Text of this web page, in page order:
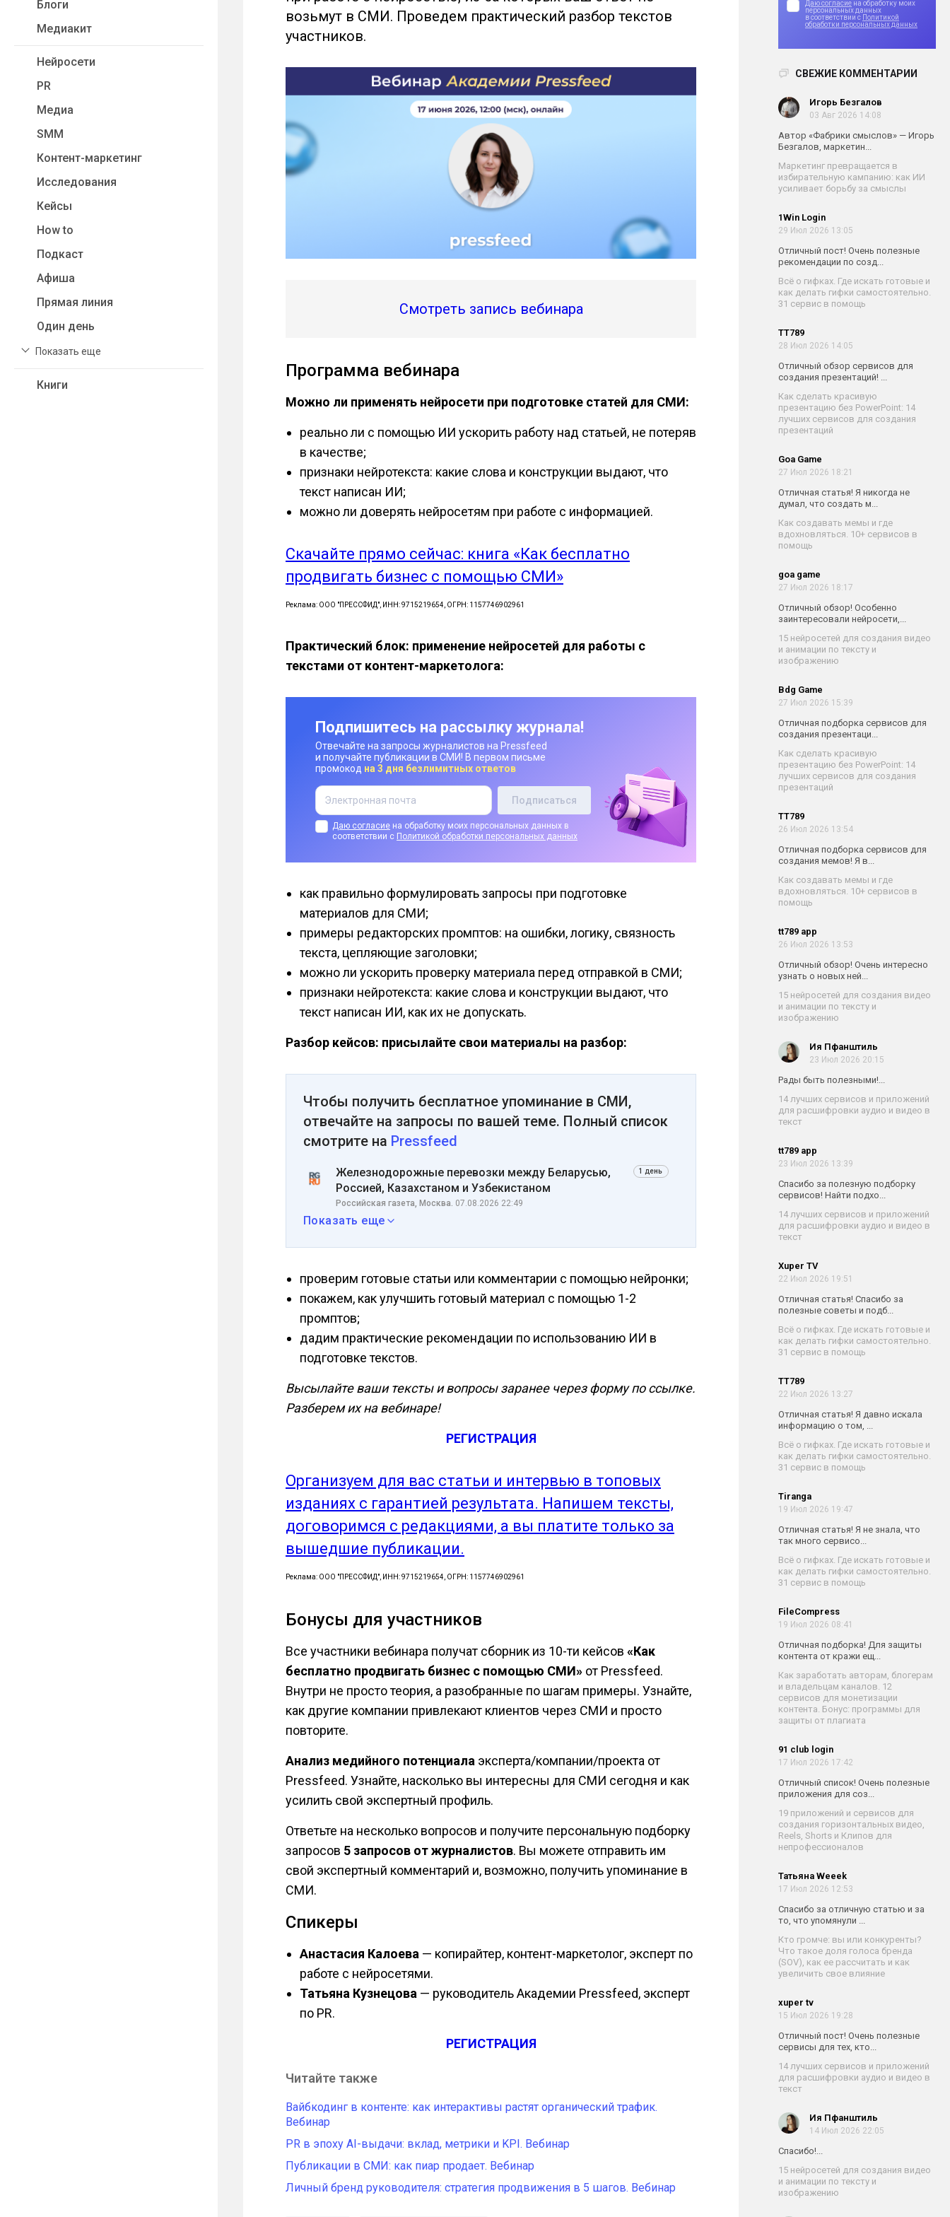
Блоги
Медиакит
Нейросети
PR
Медиа
SMM
Контент-маркетинг
Исследования
Кейсы
How to
Подкаст
Афиша
Прямая линия
Один день
Показать еще
Книги
Даю согласие на обработку моих
персональных данных
в соответствии с Политикой
обработки персональных данных
СВЕЖИЕ КОММЕНТАРИИ
Игорь Безгалов
03 Авг 2026 14:08
Автор «Фабрики смыслов» — Игорь
Безгалов, маркетин...
Маркетинг превращается в
избирательную кампанию: как ИИ
усиливает борьбу за смыслы
1Win Login
29 Июл 2026 13:05
Отличный пост! Очень полезные
рекомендации по созд...
Всё о гифках. Где искать готовые и
как делать гифки самостоятельно.
31 сервис в помощь
TT789
28 Июл 2026 14:05
Отличный обзор сервисов для
создания презентаций! ...
Как сделать красивую
презентацию без PowerPoint: 14
лучших сервисов для создания
презентаций
Goa Game
27 Июл 2026 18:21
Отличная статья! Я никогда не
думал, что создать м...
Как создавать мемы и где
вдохновляться. 10+ сервисов в
помощь
goa game
27 Июл 2026 18:17
Отличный обзор! Особенно
заинтересовали нейросети,...
15 нейросетей для создания видео
и анимации по тексту и
изображению
Bdg Game
27 Июл 2026 15:39
Отличная подборка сервисов для
создания презентаци...
Как сделать красивую
презентацию без PowerPoint: 14
лучших сервисов для создания
презентаций
TT789
26 Июл 2026 13:54
Отличная подборка сервисов для
создания мемов! Я в...
Как создавать мемы и где
вдохновляться. 10+ сервисов в
помощь
tt789 app
26 Июл 2026 13:53
Отличный обзор! Очень интересно
узнать о новых ней...
15 нейросетей для создания видео
и анимации по тексту и
изображению
Ия Пфанштиль
23 Июл 2026 20:15
Рады быть полезными!...
14 лучших сервисов и приложений
для расшифровки аудио и видео в
текст
tt789 app
23 Июл 2026 13:39
Спасибо за полезную подборку
сервисов! Найти подхо...
14 лучших сервисов и приложений
для расшифровки аудио и видео в
текст
Xuper TV
22 Июл 2026 19:51
Отличная статья! Спасибо за
полезные советы и подб...
Всё о гифках. Где искать готовые и
как делать гифки самостоятельно.
31 сервис в помощь
TT789
22 Июл 2026 13:27
Отличная статья! Я давно искала
информацию о том, ...
Всё о гифках. Где искать готовые и
как делать гифки самостоятельно.
31 сервис в помощь
Tiranga
19 Июл 2026 19:47
Отличная статья! Я не знала, что
так много сервисо...
Всё о гифках. Где искать готовые и
как делать гифки самостоятельно.
31 сервис в помощь
FileCompress
19 Июл 2026 08:41
Отличная подборка! Для защиты
контента от кражи ещ...
Как заработать авторам, блогерам
и владельцам каналов. 12
сервисов для монетизации
контента. Бонус: программы для
защиты от плагиата
91 club login
17 Июл 2026 17:42
Отличный список! Очень полезные
приложения для соз...
19 приложений и сервисов для
создания горизонтальных видео,
Reels, Shorts и Клипов для
непрофессионалов
Татьяна Weeek
17 Июл 2026 12:53
Спасибо за отличную статью и за
то, что упомянули ...
Кто громче: вы или конкуренты?
Что такое доля голоса бренда
(SOV), как ее рассчитать и как
увеличить свое влияние
xuper tv
15 Июл 2026 19:28
Отличный пост! Очень полезные
сервисы для тех, кто...
14 лучших сервисов и приложений
для расшифровки аудио и видео в
текст
Ия Пфанштиль
14 Июл 2026 22:05
Спасибо!...
15 нейросетей для создания видео
и анимации по тексту и
изображению
возьмут в СМИ. Проведем практический разбор текстов
участников.
Смотреть запись вебинара
Программа вебинара
Можно ли применять нейросети при подготовке статей для СМИ:
реально ли с помощью ИИ ускорить работу над статьей, не потеряв
в качестве;
признаки нейротекста: какие слова и конструкции выдают, что
текст написан ИИ;
можно ли доверять нейросетям при работе с информацией.
Скачайте прямо сейчас: книга «Как бесплатно
продвигать бизнес с помощью СМИ»
Реклама: ООО "ПРЕССФИД", ИНН: 9715219654, ОГРН: 1157746902961
Практический блок: применение нейросетей для работы с
текстами от контент-маркетолога:
Подпишитесь на рассылку журнала!
Отвечайте на запросы журналистов на Pressfeed
и получайте публикации в СМИ! В первом письме
промокод на 3 дня безлимитных ответов
Даю согласие на обработку моих персональных данных в
соответствии с Политикой обработки персональных данных
как правильно формулировать запросы при подготовке
материалов для СМИ;
примеры редакторских промптов: на ошибки, логику, связность
текста, цепляющие заголовки;
можно ли ускорить проверку материала перед отправкой в СМИ;
признаки нейротекста: какие слова и конструкции выдают, что
текст написан ИИ, как их не допускать.
Разбор кейсов: присылайте свои материалы на разбор:
Чтобы получить бесплатное упоминание в СМИ,
отвечайте на запросы по вашей теме. Полный список
смотрите на Pressfeed
Железнодорожные перевозки между Беларусью,
Россией, Казахстаном и Узбекистаном
1 день
Российская газета, Москва. 07.08.2026 22:49
Показать еще
проверим готовые статьи или комментарии с помощью нейронки;
покажем, как улучшить готовый материал с помощью 1-2
промптов;
дадим практические рекомендации по использованию ИИ в
подготовке текстов.
Высылайте ваши тексты и вопросы заранее через форму по ссылке.
Разберем их на вебинаре!
РЕГИСТРАЦИЯ
Организуем для вас статьи и интервью в топовых
изданиях с гарантией результата. Напишем тексты,
договоримся с редакциями, а вы платите только за
вышедшие публикации.
Реклама: ООО "ПРЕССФИД", ИНН: 9715219654, ОГРН: 1157746902961
Бонусы для участников
Все участники вебинара получат сборник из 10-ти кейсов «Как
бесплатно продвигать бизнес с помощью СМИ» от Pressfeed.
Внутри не просто теория, а разобранные по шагам примеры. Узнайте,
как другие компании привлекают клиентов через СМИ и просто
повторите.
Анализ медийного потенциала эксперта/компании/проекта от
Pressfeed. Узнайте, насколько вы интересны для СМИ сегодня и как
усилить свой экспертный профиль.
Ответьте на несколько вопросов и получите персональную подборку
запросов 5 запросов от журналистов. Вы можете отправить им
свой экспертный комментарий и, возможно, получить упоминание в
СМИ.
Спикеры
Анастасия Калоева — копирайтер, контент-маркетолог, эксперт по
работе с нейросетями.
Татьяна Кузнецова — руководитель Академии Pressfeed, эксперт
по PR.
РЕГИСТРАЦИЯ
Читайте также
Вайбкодинг в контенте: как интерактивы растят органический трафик.
Вебинар
PR в эпоху AI-выдачи: вклад, метрики и KPI. Вебинар
Публикации в СМИ: как пиар продает. Вебинар
Личный бренд руководителя: стратегия продвижения в 5 шагов. Вебинар